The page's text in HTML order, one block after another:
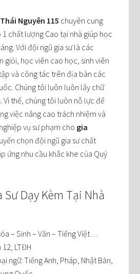
Nguyên 115 chuyên cung
chất lượng Cao tại nhà giúp học
Với đội ngũ gia sư là các
giỏi, học viên cao học, sinh viên
và công tác trên địa bàn các
Chúng tôi luôn luôn lấy chữ
Vì thế, chúng tôi luôn nỗ lực để
việc nâng cao trách nhiệm và
vụ sư phạm cho gia
chọn đội ngũ gia sư chất
ứng nhu cầu khắc khe của Quý
Sư Dạy Kèm Tại Nhà
– Sinh – Văn – Tiếng Việt…
LTĐH
ngữ: Tiếng Anh, Pháp, Nhật Bản,